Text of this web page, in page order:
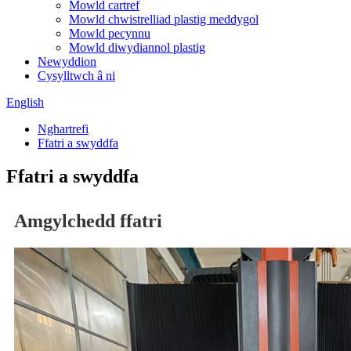
Mowld cartref
Mowld chwistrelliad plastig meddygol
Mowld pecynnu
Mowld diwydiannol plastig
Newyddion
Cysylltwch â ni
English
Nghartrefi
Ffatri a swyddfa
Ffatri a swyddfa
Amgylchedd ffatri